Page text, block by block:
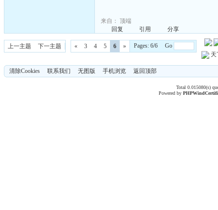
来自： 顶端
回复
引用 分享
上一主题 下一主题 « 3 4 5 6 »
Pages: 6/6 Go
天
清除Cookies 联系我们 无图版 手机浏览 返回顶部
Total 0.015080(s)
Powered byPHPWind